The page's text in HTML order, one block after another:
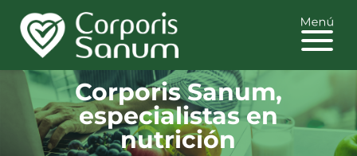
Corporis Sanum,
especialistas en
nutrición